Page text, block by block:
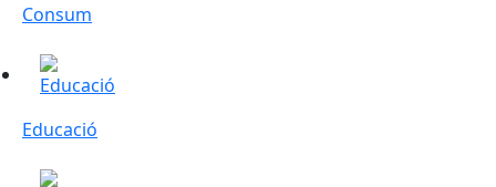
Consum
Educació
Educació
Ocupació i formació